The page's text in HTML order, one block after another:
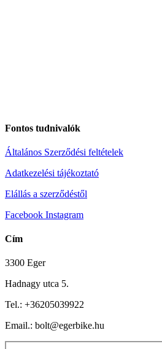
Fontos tudnivalók
Általános Szerződési feltételek
Adatkezelési tájékoztató
Elállás a szerződéstől
Facebook Instagram
Cím
3300 Eger
Hadnagy utca 5.
Tel.: +36205039922
Email.: bolt@egerbike.hu